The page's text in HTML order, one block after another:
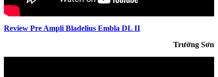
Review Pre Ampli Bladelius Embla DL II
Trường Sơn